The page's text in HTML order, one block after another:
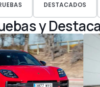
DESTACADOS
y